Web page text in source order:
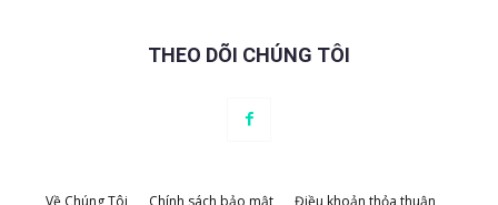
THEO DÕI CHÚNG TÔI